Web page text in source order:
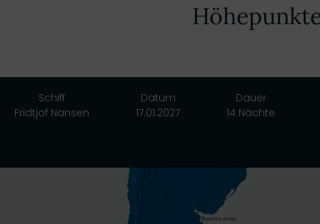
Schiff
Fridtjof Nansen
Datum
17.01.2027
Dauer
14 Nächte